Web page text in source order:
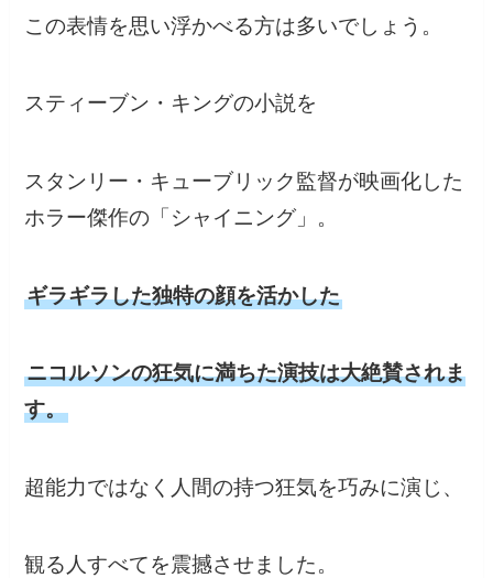
この表情を思い浮かべる方は多いでしょう。
スティーブン・キングの小説を
スタンリー・キューブリック監督が映画化した
ホラー傑作の「シャイニング」。
ギラギラした独特の顔を活かした
ニコルソンの狂気に満ちた演技は大絶賛されま
す。
超能力ではなく人間の持つ狂気を巧みに演じ、
観る人すべてを震撼させました。